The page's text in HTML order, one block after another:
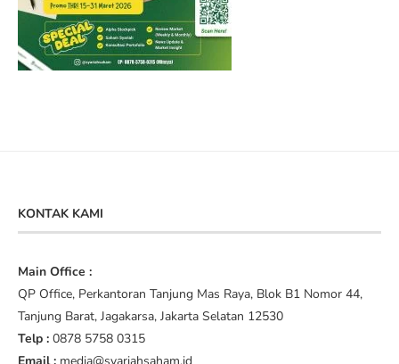
KONTAK KAMI
Main Office :
QP Office, Perkantoran Tanjung Mas Raya, Blok B1 Nomor 44,
Tanjung Barat, Jagakarsa, Jakarta Selatan 12530
Telp : 0878 5758 0315